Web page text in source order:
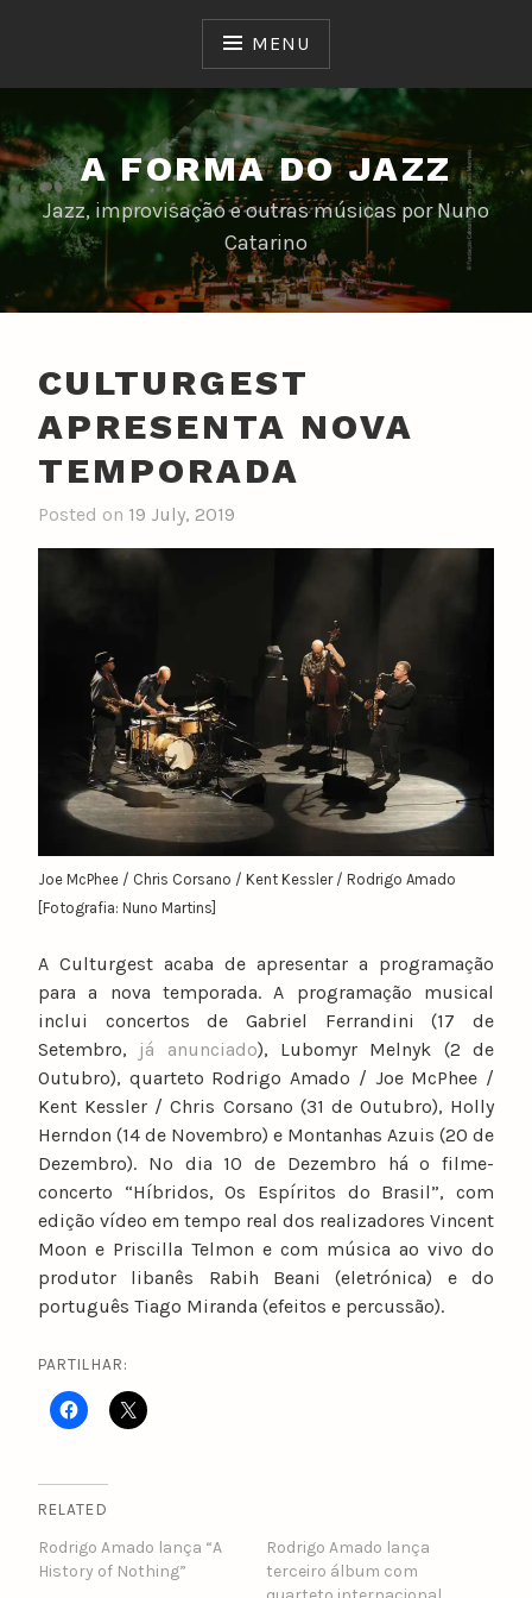
MENU
A FORMA DO JAZZ
Jazz, improvisação e outras músicas por Nuno
Catarino
CULTURGEST
APRESENTA NOVA
TEMPORADA
Posted on 19 July, 2019
y
t
a
r
i
n
o
Joe McPhee / Chris Corsano / Kent Kessler / Rodrigo Amado
[Fotografia: Nuno Martins]
A Culturgest acaba de apresentar a programação
para a nova temporada. A programação musical
inclui concertos de Gabriel Ferrandini (17 de
Setembro, já anunciado), Lubomyr Melnyk (2 de
Outubro), quarteto Rodrigo Amado / Joe McPhee /
Kent Kessler / Chris Corsano (31 de Outubro), Holly
Herndon (14 de Novembro) e Montanhas Azuis (20 de
Dezembro). No dia 10 de Dezembro há o filme-
concerto “Híbridos, Os Espíritos do Brasil”, com
edição vídeo em tempo real dos realizadores Vincent
Moon e Priscilla Telmon e com música ao vivo do
produtor libanês Rabih Beani (eletrónica) e do
português Tiago Miranda (efeitos e percussão).
PARTILHAR:
RELATED
Rodrigo Amado lança “A
History of Nothing”
Rodrigo Amado lança
terceiro álbum com